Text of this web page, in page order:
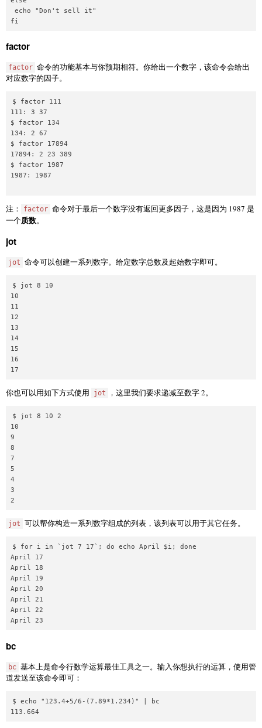
echo "Don't sell it"
factor
factor 命令的功能基本与你预期相符。你给出一个数字，该命令会给出
对应数字的因子。
$ factor 111
111: 3 37
$ factor 134
134: 2 67
$ factor 17894
17894: 2 23 389
$ factor 1987
1987: 1987
注： factor 命令对于最后一个数字没有返回更多因子，这是因为 1987 是
一个质数。
jot
jot 命令可以创建一系列数字。给定数字总数及起始数字即可。
$ jot 8 10
10
11
12
13
14
15
16
你也可以用如下方式使用 jot ，这里我们要求递减至数字 2。
$ jot 8 10 2
10
9
8
7
5
4
3
jot 可以帮你构造一系列数字组成的列表，该列表可以用于其它任务。
$ for i in `jot 7 17`; do echo April $i; done
April 17
April 18
April 19
April 20
April 21
April 22
bc
bc 基本上是命令行数学运算最佳工具之一。输入你想执行的运算，使用管
道发送至该命令即可：
$ echo "123.4+5/6-(7.89*1.234)" | bc